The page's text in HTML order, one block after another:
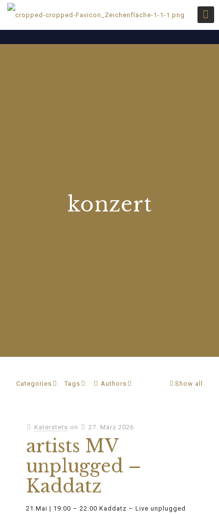
konzert
Categories Tags Authors Show all
Katerstets on 27. März 2026
artists MV
unplugged –
Kaddatz
21.Mai | 19:00 – 22:00 Kaddatz – Live unplugged